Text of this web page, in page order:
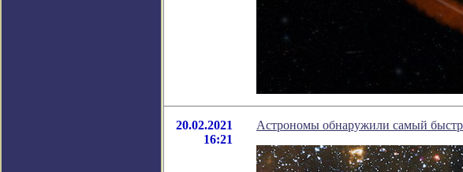
20.02.2021
16:21
Астрономы обнаружили самый